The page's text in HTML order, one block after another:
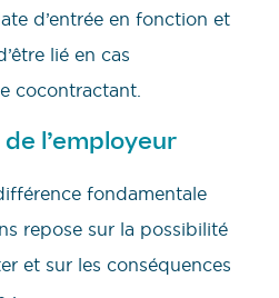
d’entrée en fonction et
lié en cas
cocontractant.
l’employeur
fondamentale
repose sur la possibilité
et sur les conséquences